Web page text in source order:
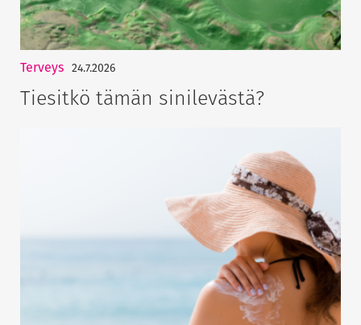
Terveys 24.7.2026
Tiesitkö tämän sinilevästä?